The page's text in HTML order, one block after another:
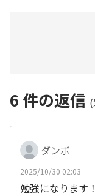
6 件の返信
ダンボ
2025/10/30 02:03
勉強になります！